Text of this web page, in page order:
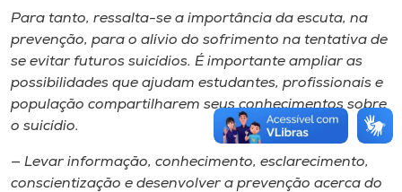
Para tanto, ressalta-se a importância da escuta, na
prevenção, para o alívio do sofrimento na tentativa de
se evitar futuros suicídios. É importante ampliar as
possibilidades que ajudam estudantes, profissionais e
população compartilharem seus conhecimentos sobre
o suicídio.
— Levar informação, conhecimento, esclarecimento,
conscientização e desenvolver a prevenção acerca do